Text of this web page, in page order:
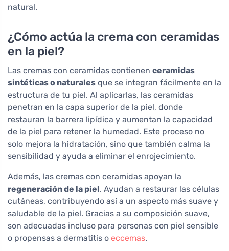
natural.
¿Cómo actúa la crema con ceramidas
en la piel?
Las cremas con ceramidas contienen ceramidas
sintéticas o naturales que se integran fácilmente en la
estructura de tu piel. Al aplicarlas, las ceramidas
penetran en la capa superior de la piel, donde
restauran la barrera lipídica y aumentan la capacidad
de la piel para retener la humedad. Este proceso no
solo mejora la hidratación, sino que también calma la
sensibilidad y ayuda a eliminar el enrojecimiento.
Además, las cremas con ceramidas apoyan la
regeneración de la piel. Ayudan a restaurar las células
cutáneas, contribuyendo así a un aspecto más suave y
saludable de la piel. Gracias a su composición suave,
son adecuadas incluso para personas con piel sensible
o propensas a dermatitis o eccemas.